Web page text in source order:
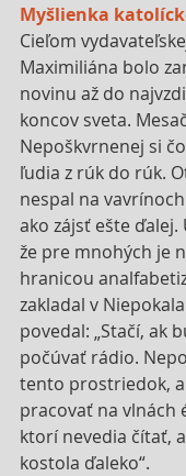
Myšlienka
Cieľom
Maximiliána bolo
novinu až do
koncov sveta.
Nepoškvrnenej si
ľudia z rúk do rúk.
nespal na
ako zájsť ešte ďalej.
že pre mnohých je
hranicou
zakladal v
povedal: „Stačí, ak
počúvať rádio.
tento prostriedok,
pracovať na vlnách
ktorí nevedia čítať,
kostola ďaleko“.